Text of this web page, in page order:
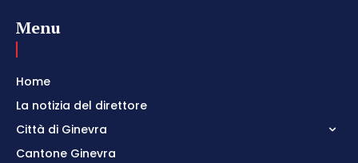
Menu
Home
La notizia del direttore
Città di Ginevra
Cantone Ginevra